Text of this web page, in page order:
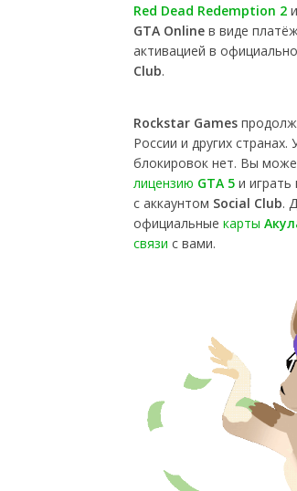
Red Dead Redemption 2
GTA Online в виде
активацией в
Club.
Rockstar Games
России и других странах.
блокировок нет. Вы
лицензию GTA 5 и играть
с аккаунтом Social Club.
официальные карты
связи с вами.